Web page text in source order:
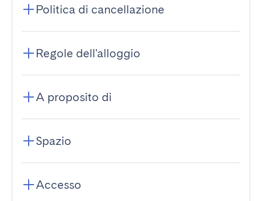
Politica di cancellazione
Regole dell'alloggio
A proposito di
Spazio
Accesso